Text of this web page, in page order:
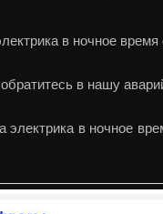
в ночное время
в нашу
в ночное